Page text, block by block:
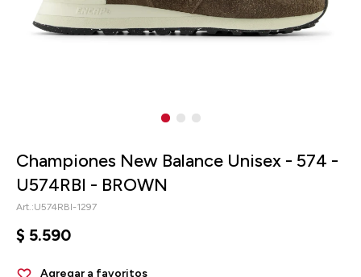
Championes New Balance Unisex - 574 -
U574RBI - BROWN
U574RBI-1297
$ 5.590